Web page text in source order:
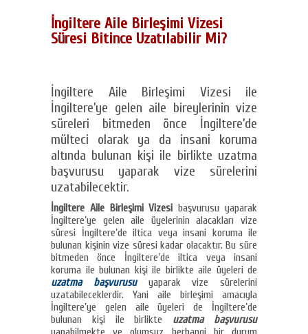
İngiltere Aile Birleşimi Vizesi
Süresi Bitince Uzatılabilir Mi?
İngiltere Aile Birleşimi Vizesi ile
İngiltere’ye gelen aile bireylerinin vize
süreleri bitmeden önce İngiltere’de
mülteci olarak ya da insani koruma
altında bulunan kişi ile birlikte uzatma
başvurusu yaparak vize sürelerini
uzatabilecektir.
İngiltere Aile Birleşimi Vizesibaşvurusu yaparak
İngiltere’ye gelen aile üyelerinin alacakları vize
süresi İngiltere’de iltica veya insani koruma ile
bulunan kişinin vize süresi kadar olacaktır. Bu süre
bitmeden önce İngiltere’de iltica veya insani
koruma ile bulunan kişi ile birlikte aile üyeleri de
uzatma başvurusuyaparak vize sürelerini
uzatabileceklerdir. Yani aile birleşimi amacıyla
İngiltere’ye gelen aile üyeleri de İngiltere’de
bulunan kişi ile birlikte uzatma başvurusu